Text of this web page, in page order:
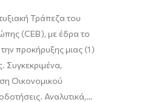
Τράπεζα του
(CEB), με έδρα το
προκήρυξης μιας (1)
Συγκεκριμένα,
Οικονομικού
Αναλυτικά,…